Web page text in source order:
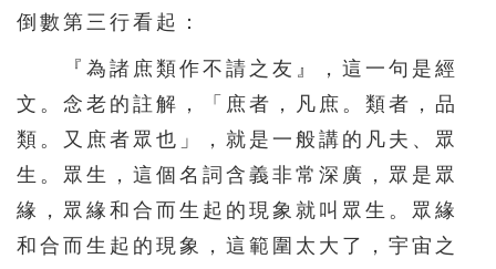
131 132
141 142 143 144 145
146 147 148 149 150
151 152 153 154 155
156 157 158 159 160
倒數第三行看起：
『為諸庶類作不請之友』，這一句是經
文。念老的註解，「庶者，凡庶。類者，品
類。又庶者眾也」，就是一般講的凡夫、眾
生。眾生，這個名詞含義非常深廣，眾是眾
緣，眾緣和合而生起的現象就叫眾生。眾緣
和合而生起的現象，這範圍太大了，宇宙之